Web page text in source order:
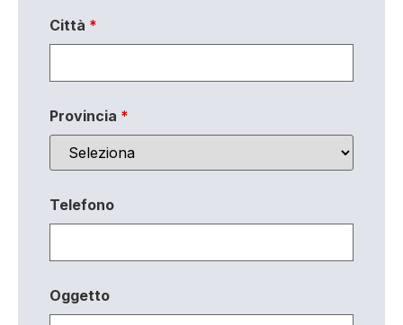
Città *
Provincia *
Telefono
Oggetto